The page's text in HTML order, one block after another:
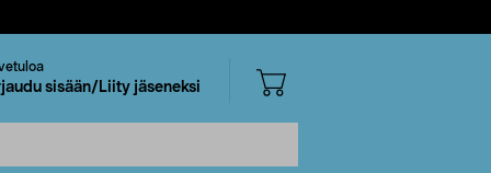
sisään/Liity jäseneksi